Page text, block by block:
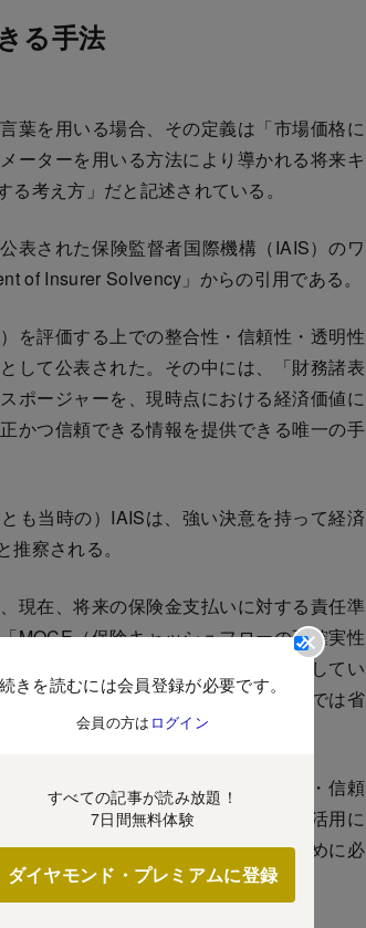
る手法
葉を用いる場合、その定義は「市場価格に
ーターを用いる方法により導かれる将来キ
考え方」だと記述されている。
表された保険監督者国際機構（IAIS）のワ
of Insurer Solvency」からの引用である。
を評価する上での整合性・信頼性・透明性
して公表された。その中には、「財務諸表
ポージャーを、現時点における経済価値に
かつ信頼できる情報を提供できる唯一の手
も当時の）IAISは、強い決意を持って経済
察される。
現在、将来の保険金支払いに対する責任準
MOCE（保険キャッシュフローの不確実性
であり、新規制でもその方法を採用してい
すると専門書レベルとなるためここでは省
値、すなわち「経済価値」となる。
り、それがIAISの考える「整合性・信頼
ていなければ、形式的な計算結果の活用に
ジでは、これらを正確に理解するために必
続きを読むには会員登録が必要です。
会員の方は ログイン
すべての記事が読み放題！
7日間無料体験
ダイヤモンド・プレミアムに登録